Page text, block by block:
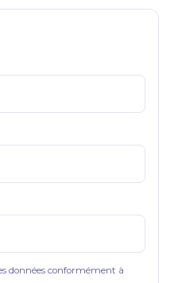
données conformément à